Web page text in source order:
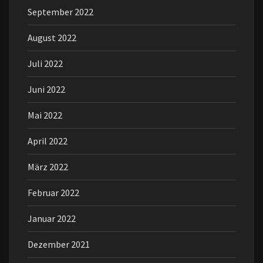
September 2022
August 2022
Juli 2022
Juni 2022
Mai 2022
April 2022
März 2022
Februar 2022
Januar 2022
Dezember 2021